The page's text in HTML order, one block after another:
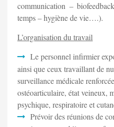
communication –
temps – hygiène de vie….).
L’organisation du travail
Le personnel infirmier
ainsi que ceux travaillant de
surveillance médicale
ostéoarticulaire, état veineux,
psychique, respiratoire et
Prévoir des réunions de